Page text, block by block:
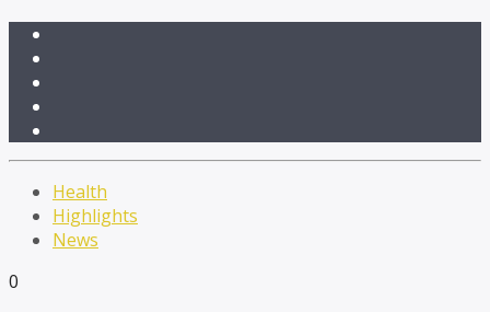
Health
Highlights
News
0